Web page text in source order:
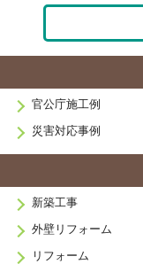
官公庁施工例
災害対応事例
新築工事
外壁リフォーム
リフォーム